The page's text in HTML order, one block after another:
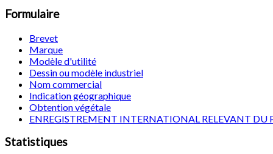
Formulaire
Brevet
Marque
Modèle d'utilité
Dessin ou modèle industriel
Nom commercial
Indication géographique
Obtention végétale
ENREGISTREMENT INTERNATIONAL RELEVANT DU
Statistiques